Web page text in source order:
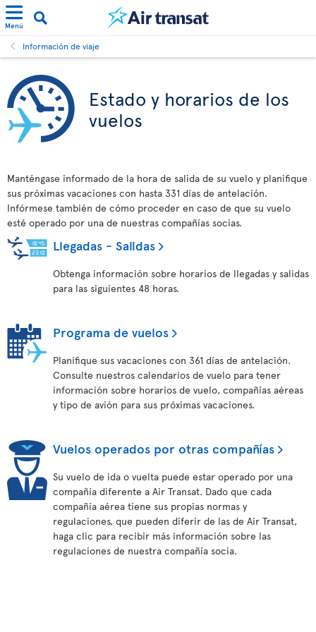
Menú
Información de viaje
Estado y horarios de los
vuelos
Manténgase informado de la hora de salida de su vuelo y planifique
sus próximas vacaciones con hasta 331 días de antelación.
Infórmese también de cómo proceder en caso de que su vuelo
esté operado por una de nuestras compañías socias.
Llegadas - Salidas
Obtenga información sobre horarios de llegadas y salidas
para las siguientes 48 horas.
Programa de vuelos
Planifique sus vacaciones con 361 días de antelación.
Consulte nuestros calendarios de vuelo para tener
información sobre horarios de vuelo, compañías aéreas
y tipo de avión para sus próximas vacaciones.
Vuelos operados por otras compañías
Su vuelo de ida o vuelta puede estar operado por una
compañía diferente a Air Transat. Dado que cada
compañía aérea tiene sus propias normas y
regulaciones, que pueden diferir de las de Air Transat,
haga clic para recibir más información sobre las
regulaciones de nuestra compañía socia.